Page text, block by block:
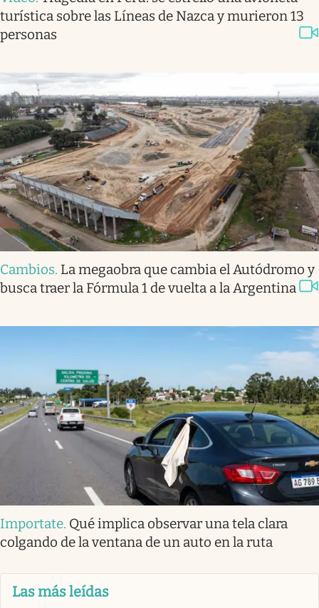
turística sobre las Líneas de Nazca y murieron 13
personas
Cambios. La megaobra que cambia el Autódromo y
busca traer la Fórmula 1 de vuelta a la Argentina
Importate. Qué implica observar una tela clara
colgando de la ventana de un auto en la ruta
Las más leídas